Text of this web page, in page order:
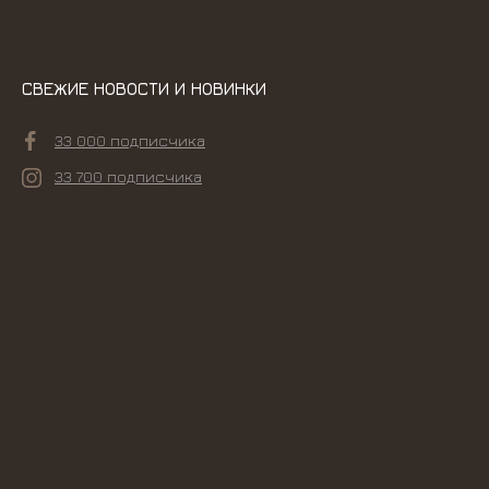
СВЕЖИЕ НОВОСТИ И НОВИНКИ
33 000 подписчика
33 700 подписчика